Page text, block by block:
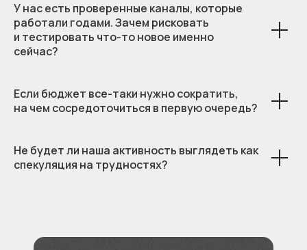
У нас есть проверенные каналы, которые
работали годами. Зачем рисковать
и тестировать что-то новое именно
сейчас?
Если бюджет все-таки нужно сократить,
на чем сосредоточиться в первую очередь?
Не будет ли наша активность выглядеть как
спекуляция на трудностях?